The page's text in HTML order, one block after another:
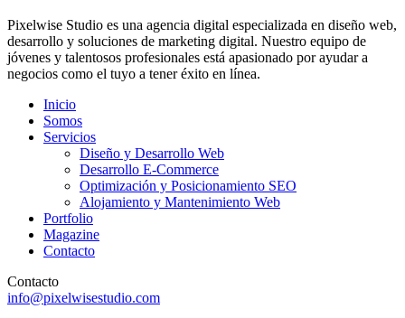
Pixelwise Studio es una agencia digital especializada en diseño web,
desarrollo y soluciones de marketing digital. Nuestro equipo de
jóvenes y talentosos profesionales está apasionado por ayudar a
negocios como el tuyo a tener éxito en línea.
Inicio
Somos
Servicios
Diseño y Desarrollo Web
Desarrollo E-Commerce
Optimización y Posicionamiento SEO
Alojamiento y Mantenimiento Web
Portfolio
Magazine
Contacto
Contacto
info@pixelwisestudio.com